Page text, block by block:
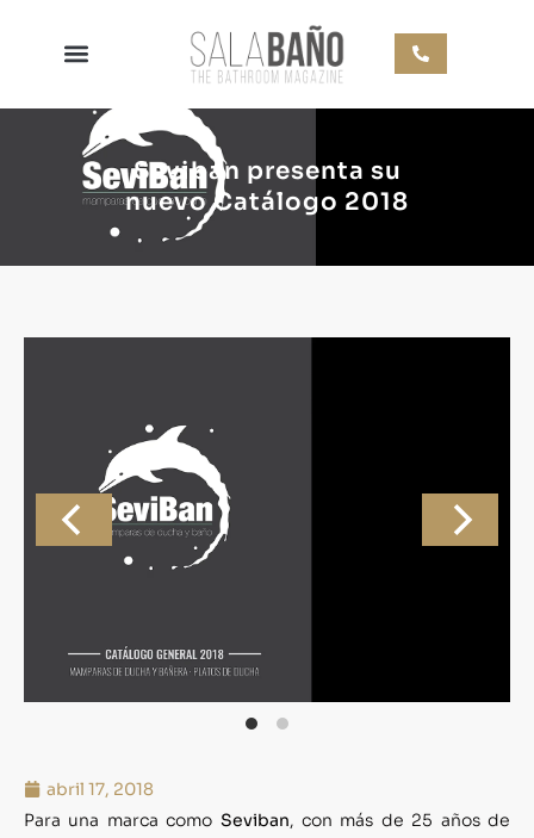
Seviban presenta su
nuevo Catálogo 2018
abril 17, 2018
Para una marca como Seviban, con más de 25 años de